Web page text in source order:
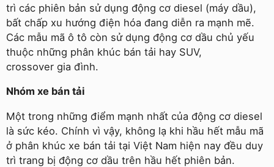
trì các phiên bản sử dụng động cơ diesel (máy dầu),
bất chấp xu hướng điện hóa đang diễn ra mạnh mẽ.
Các mẫu mã ô tô còn sử dụng động cơ dầu chủ yếu
thuộc những phân khúc bán tải hay SUV,
crossover gia đình.
Nhóm xe bán tải
Một trong những điểm mạnh nhất của động cơ diesel
là sức kéo. Chính vì vậy, không lạ khi hầu hết mẫu mã
ở phân khúc xe bán tải tại Việt Nam hiện nay đều duy
trì trang bị động cơ dầu trên hầu hết phiên bản.